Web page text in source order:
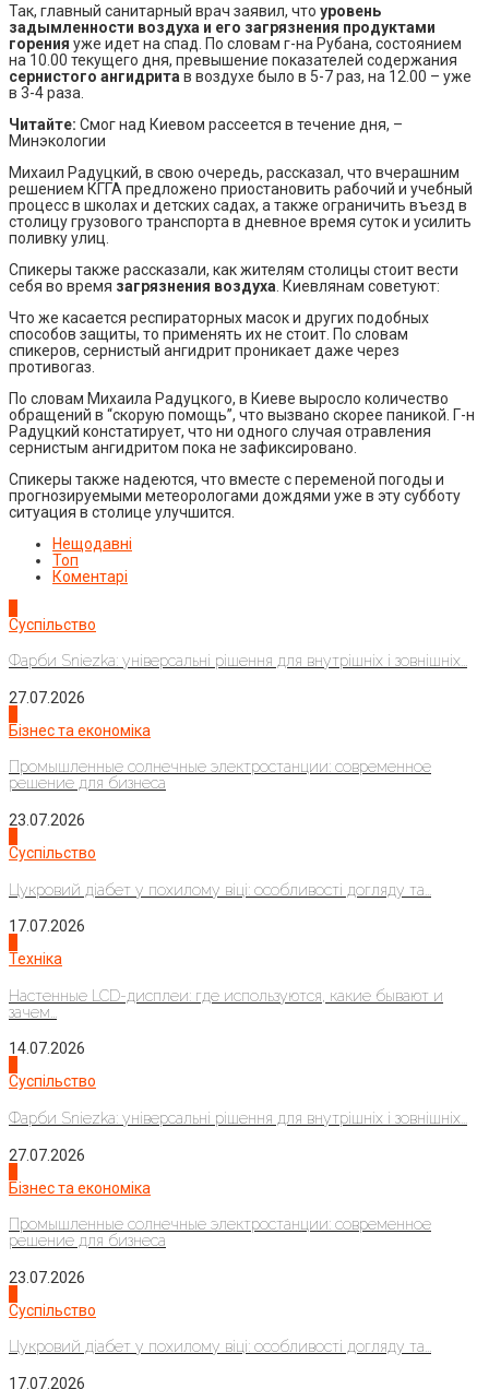
Так, главный санитарный врач заявил, что уровень
задымленности воздуха и его загрязнения продуктами
горения уже идет на спад. По словам г-на Рубана, состоянием
на 10.00 текущего дня, превышение показателей содержания
сернистого ангидрита в воздухе было в 5-7 раз, на 12.00 – уже
в 3-4 раза.
Читайте: Смог над Киевом рассеется в течение дня, –
Минэкологии
Михаил Радуцкий, в свою очередь, рассказал, что вчерашним
решением КГГА предложено приостановить рабочий и учебный
процесс в школах и детских садах, а также ограничить въезд в
столицу грузового транспорта в дневное время суток и усилить
поливку улиц.
Спикеры также рассказали, как жителям столицы стоит вести
себя во время загрязнения воздуха . Киевлянам советуют:
Что же касается респираторных масок и других подобных
способов защиты, то применять их не стоит. По словам
спикеров, сернистый ангидрит проникает даже через
противогаз.
По словам Михаила Радуцкого, в Киеве выросло количество
обращений в “скорую помощь”, что вызвано скорее паникой. Г-н
Радуцкий констатирует, что ни одного случая отравления
сернистым ангидритом пока не зафиксировано.
Спикеры также надеются, что вместе с переменой погоды и
прогнозируемыми метеорологами дождями уже в эту субботу
ситуация в столице улучшится.
Нещодавні
Топ
Коментарі
Суспільство
Фарби Sniezka: універсальні рішення для внутрішніх і зовнішніх...
27.07.2026
Бізнес та економіка
Промышленные солнечные электростанции: современное
решение для бизнеса
23.07.2026
Суспільство
Цукровий діабет у похилому віці: особливості догляду та...
17.07.2026
Техніка
Настенные LCD-дисплеи: где используются, какие бывают и
зачем...
14.07.2026
Суспільство
Фарби Sniezka: універсальні рішення для внутрішніх і зовнішніх...
27.07.2026
Бізнес та економіка
Промышленные солнечные электростанции: современное
решение для бизнеса
23.07.2026
Суспільство
Цукровий діабет у похилому віці: особливості догляду та...
17.07.2026